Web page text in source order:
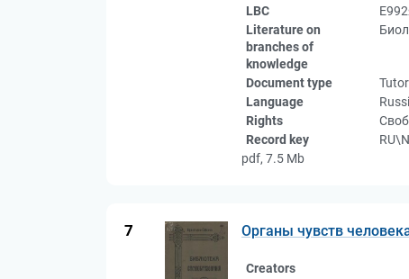
LBC
Literature on
branches of
knowledge
Document type
Language
Rights
Record key
pdf, 7.5 Mb
7 Органы чувств
Creators